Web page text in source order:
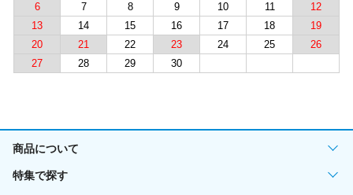
6
7 8 9 10 11
12
13
14 15 16 17 18
19
20
21 22 23 24 25
26
27
28 29 30
商品について
特集で探す